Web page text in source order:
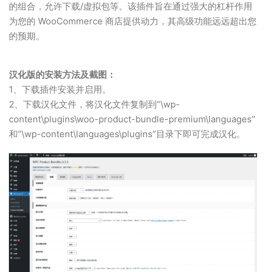
的组合，允许下载/虚拟包等。该插件旨在通过强大的杠杆作用
为您的 WooCommerce 商店提供动力，其高级功能远远超出您
的预期。
汉化版的安装方法及截图：
1、下载插件安装并启用。
2、下载汉化文件，将汉化文件复制到“\wp-
content\plugins\woo-product-bundle-premium\languages”
和“\wp-content\languages\plugins”目录下即可完成汉化。